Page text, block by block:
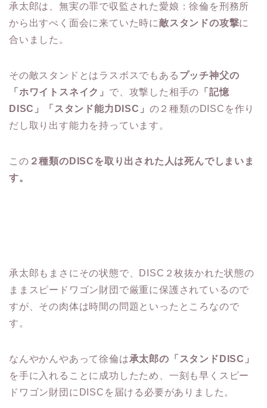
承太郎は、無実の罪で収監された愛娘：徐倫を刑務所
から出すべく面会に来ていた時に敵スタンドの攻撃に
合いました。
その敵スタンドとはラスボスでもある プッチ神父の
「ホワイトスネイク」 で、攻撃した相手の 「記憶
DISC」「スタンド能力DISC」 の２種類のDISCを作り
だし取り出す能力を持っています。
この ２種類のDISCを取り出された人は死んでしまいま
す。
承太郎もまさにその状態で、DISC２枚抜かれた状態の
ままスピードワゴン財団で厳重に保護されているので
すが、その肉体は時間の問題といったところなので
す。
なんやかんやあって徐倫は承太郎の「スタンドDISC」
を手に入れることに成功したため、一刻も早くスピー
ドワゴン財団にDISCを届ける必要がありました。